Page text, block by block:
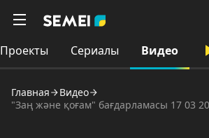
Проекты Сериалы Видео
Главная
Видео
"Заң және қоғам" бағдарламасы 17 03